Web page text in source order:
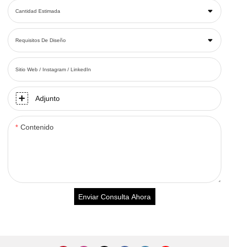
Cantidad Estimada
Requisitos De Diseño
Sitio Web / Instagram / LinkedIn
Adjunto
Contenido
Enviar Consulta Ahora